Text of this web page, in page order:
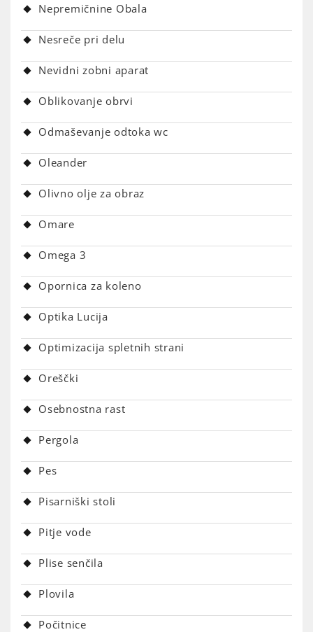
Nepremičnine Obala
Nesreče pri delu
Nevidni zobni aparat
Oblikovanje obrvi
Odmaševanje odtoka wc
Oleander
Olivno olje za obraz
Omare
Omega 3
Opornica za koleno
Optika Lucija
Optimizacija spletnih strani
Oreščki
Osebnostna rast
Pergola
Pes
Pisarniški stoli
Pitje vode
Plise senčila
Plovila
Počitnice